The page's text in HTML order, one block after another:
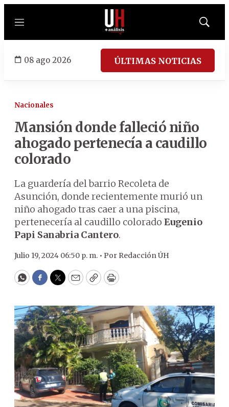
Menú
Mostrar
08 ago 2026 ÚLTIMAS NOTICIAS
Nacionales
Mansión donde falleció niño
ahogado pertenecía a caudillo
colorado
La guardería del barrio Recoleta de
Asunción, donde recientemente murió un
niño ahogado tras caer a una piscina,
pertenecería al caudillo colorado Eugenio
Papi Sanabria Cantero.
Julio 19, 2024 06:50 p. m. • Por Redacción ÚH
WhatsApp
Facebook
Twitter
EmailCopyPrint